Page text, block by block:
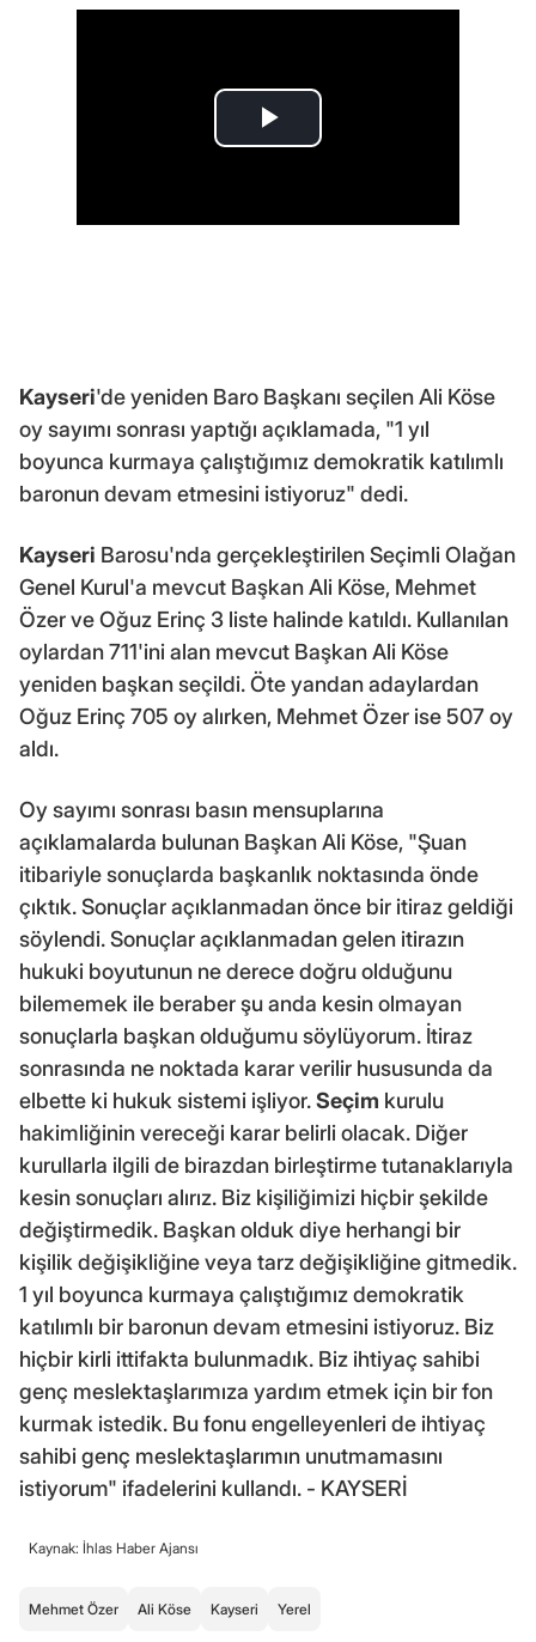
Kayseri'de yeniden Baro Başkanı seçilen Ali Köse
oy sayımı sonrası yaptığı açıklamada, "1 yıl
boyunca kurmaya çalıştığımız demokratik katılımlı
baronun devam etmesini istiyoruz" dedi.
Kayseri Barosu'nda gerçekleştirilen Seçimli Olağan
Genel Kurul'a mevcut Başkan Ali Köse, Mehmet
Özer ve Oğuz Erinç 3 liste halinde katıldı. Kullanılan
oylardan 711'ini alan mevcut Başkan Ali Köse
yeniden başkan seçildi. Öte yandan adaylardan
Oğuz Erinç 705 oy alırken, Mehmet Özer ise 507 oy
aldı.
Oy sayımı sonrası basın mensuplarına
açıklamalarda bulunan Başkan Ali Köse, "Şuan
itibariyle sonuçlarda başkanlık noktasında önde
çıktık. Sonuçlar açıklanmadan önce bir itiraz geldiği
söylendi. Sonuçlar açıklanmadan gelen itirazın
hukuki boyutunun ne derece doğru olduğunu
bilememek ile beraber şu anda kesin olmayan
sonuçlarla başkan olduğumu söylüyorum. İtiraz
sonrasında ne noktada karar verilir hususunda da
elbette ki hukuk sistemi işliyor.Seçim kurulu
hakimliğinin vereceği karar belirli olacak. Diğer
kurullarla ilgili de birazdan birleştirme tutanaklarıyla
kesin sonuçları alırız. Biz kişiliğimizi hiçbir şekilde
değiştirmedik. Başkan olduk diye herhangi bir
kişilik değişikliğine veya tarz değişikliğine gitmedik.
1 yıl boyunca kurmaya çalıştığımız demokratik
katılımlı bir baronun devam etmesini istiyoruz. Biz
hiçbir kirli ittifakta bulunmadık. Biz ihtiyaç sahibi
genç meslektaşlarımıza yardım etmek için bir fon
kurmak istedik. Bu fonu engelleyenleri de ihtiyaç
sahibi genç meslektaşlarımın unutmamasını
istiyorum" ifadelerini kullandı. - KAYSERİ
Kaynak: İhlas Haber Ajansı
Mehmet Özer Ali Köse Kayseri Yerel